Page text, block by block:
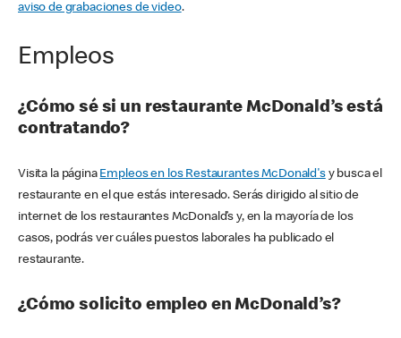
aviso de grabaciones de video.
Empleos
¿Cómo sé si un restaurante McDonald’s está
contratando?
Visita la página Empleos en los Restaurantes McDonald'sy busca el
restaurante en el que estás interesado. Serás dirigido al sitio de
internet de los restaurantes McDonald’s y, en la mayoría de los
casos, podrás ver cuáles puestos laborales ha publicado el
restaurante.
¿Cómo solicito empleo en McDonald’s?